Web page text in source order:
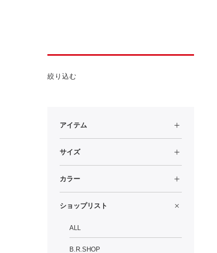
絞り込む
アイテム
サイズ
カラー
ショップリスト
ALL
B.R.SHOP